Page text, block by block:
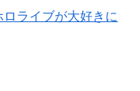
ライブが大好きに